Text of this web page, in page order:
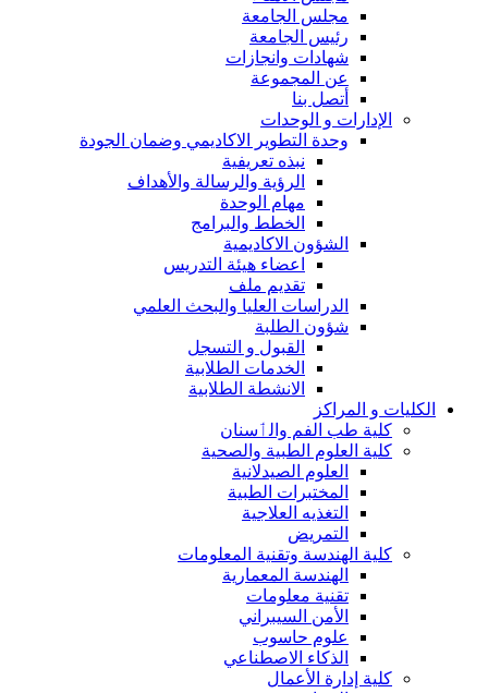
مجلس الجامعة
رئيس الجامعة
شهادات وانجازات
عن المجموعة
أتصل بنا
الإدارات و الوحدات
وحدة التطوير الاكاديمي وضمان الجودة
نبذه تعريفية
الرؤية والرسالة والأهداف
مهام الوحدة
الخطط والبرامج
الشؤون الاكاديمية
اعضاء هيئة التدريس
تقديم ملف
الدراسات العليا والبحث العلمي
شؤون الطلبة
القبول و التسجل
الخدمات الطلابية
الانشطة الطلابية
الكليات و المراكز
كلية طب الفم والٲسنان
كلية العلوم الطبية والصحية
العلوم الصيدلانية
المختبرات الطبية
التغذيه العلاجية
التمريض
كلية الهندسة وتقنية المعلومات
الهندسة المعمارية
تقنية معلومات
الأمن السيبراني
علوم حاسوب
الذكاء الاصطناعي
كلية إدارة الأعمال